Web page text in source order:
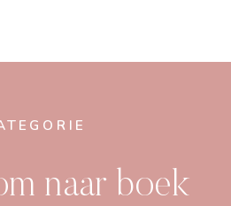
naar boek